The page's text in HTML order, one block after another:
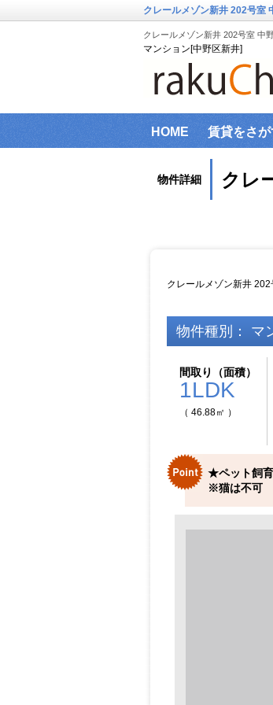
クレールメゾン新井 202号室
クレールメゾン新井 202号室 中
マンション[中野区新井]
HOME 賃貸をさが
ファミリー向け物件
物件詳細 クレ
クレールメゾン新井 202
物件種別： マ
間取り（面積）
1LDK
（ 46.88㎡ ）
★ペット飼
※猫は不可